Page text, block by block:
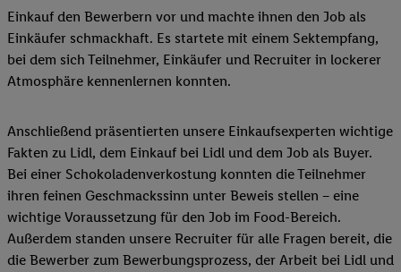
Einkauf den Bewerbern vor und machte ihnen den Job als
Einkäufer schmackhaft. Es startete mit einem Sektempfang,
bei dem sich Teilnehmer, Einkäufer und Recruiter in lockerer
Atmosphäre kennenlernen konnten.
Anschließend präsentierten unsere Einkaufsexperten wichtige
Fakten zu Lidl, dem Einkauf bei Lidl und dem Job als Buyer.
Bei einer Schokoladenverkostung konnten die Teilnehmer
ihren feinen Geschmackssinn unter Beweis stellen − eine
wichtige Voraussetzung für den Job im Food-Bereich.
Außerdem standen unsere Recruiter für alle Fragen bereit, die
die Bewerber zum Bewerbungsprozess, der Arbeit bei Lidl und